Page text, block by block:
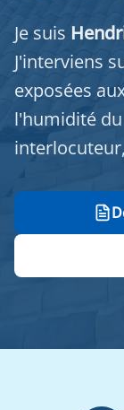
Je suis
J'interviens
exposées
l'humidité